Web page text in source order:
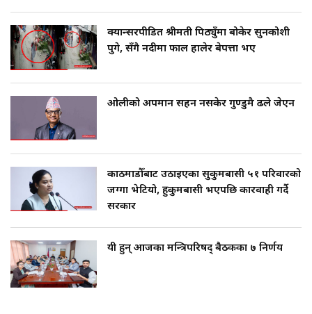
क्यान्सरपीडित श्रीमती पिठ्युँमा बोकेर सुनकोशी
पुगे, सँगै नदीमा फाल हालेर बेपत्ता भए
ओलीको अपमान सहन नसकेर गुण्डुमै ढले जेएन
काठमाडौँबाट उठाइएका सुकुमबासी ५१ परिवारको
जग्गा भेटियो, हुकुमबासी भएपछि कारवाही गर्दै
सरकार
यी हुन् आजका मन्त्रिपरिषद् बैठकका ७ निर्णय